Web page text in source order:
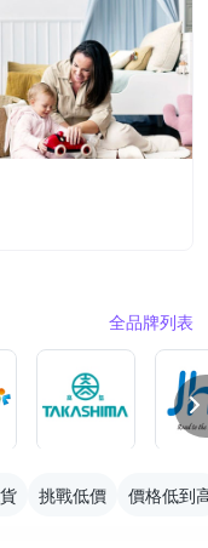
全品牌列表
挑戰低價 價格低到